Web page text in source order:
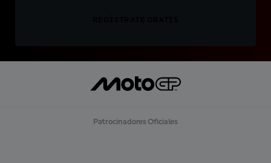
Patrocinadores Oficiales